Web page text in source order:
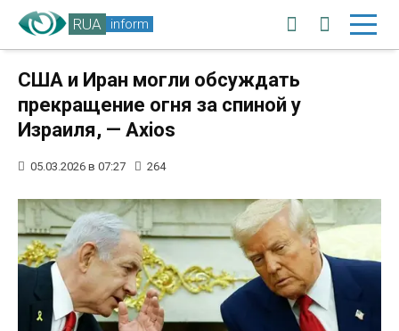
RUA inform
США и Иран могли обсуждать
прекращение огня за спиной у
Израиля, — Axios
05.03.2026 в 07:27 264